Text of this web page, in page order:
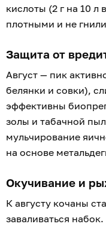
кислоты (2 г на 10
плотными и не
Защита от
Август — пик
белянки и совки),
эффективны
золы и табачной
мульчирование
на основе
Окучивание и
К августу кочаны
заваливаться